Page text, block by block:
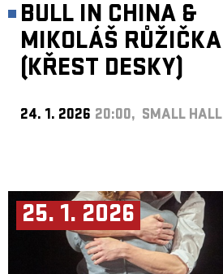
BULL IN CHINA &
MIKOLÁŠ RŮŽIČKA
(KŘEST DESKY)
24. 1. 2026 20:00, SMALL HALL
25. 1. 2026